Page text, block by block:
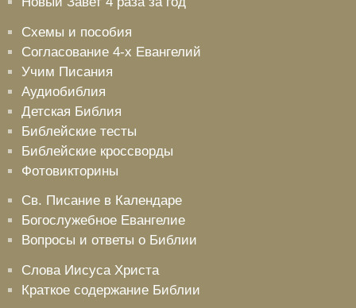
Схемы и пособия
Согласование 4-х Евангелий
Учим Писания
Аудиобиблия
Детская Библия
Библейские тесты
Библейские кроссворды
Фотовикторины
Св. Писание в Календаре
Богослужебное Евангелие
Вопросы и ответы о Библии
Слова Иисуса Христа
Краткое содержание Библии